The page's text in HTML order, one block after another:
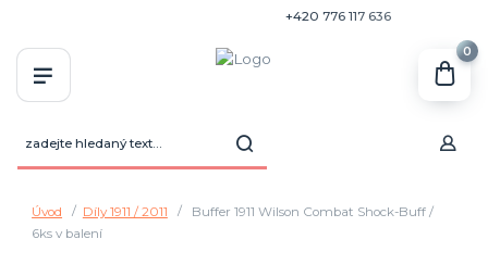
+420 776 117 636
0
Úvod Díly 1911 / 2011
Buffer 1911 Wilson Combat Shock-Buff /
6ks v balení